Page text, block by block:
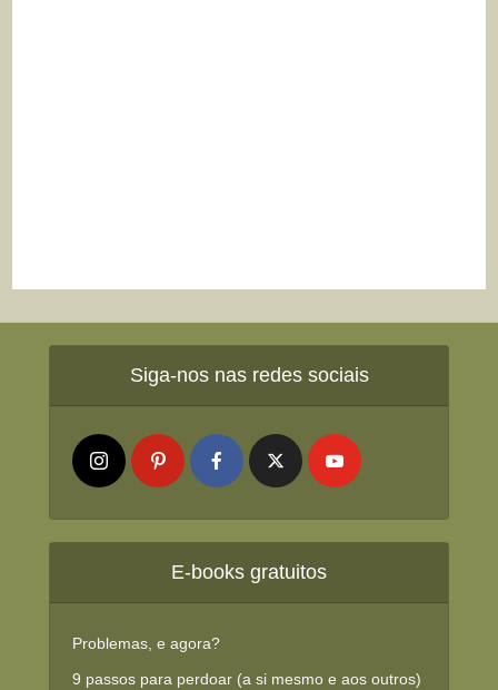
Siga-nos nas redes sociais
E-books gratuitos
Problemas, e agora?
9 passos para perdoar (a si mesmo e aos outros)